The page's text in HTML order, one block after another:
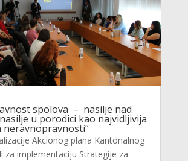
spolova – nasilje nad
u porodici kao najvidljivija
neravnopravnosti“
Akcionog plana Kantonalnog
za implementaciju Strategije za